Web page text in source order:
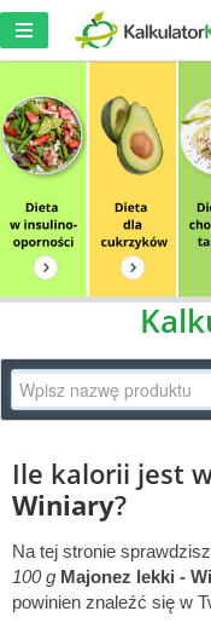
Ile kalorii jest
Winiary?
Na tej stronie
100 g Majonez lekki -
powinien znaleźć się w